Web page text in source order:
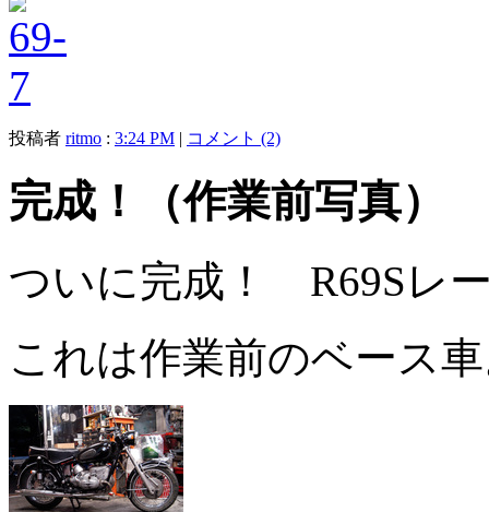
投稿者 ritmo : 3:24 PM | コメント (2)
完成！（作業前写真）
ついに完成！ R69Sレ
これは作業前のベース